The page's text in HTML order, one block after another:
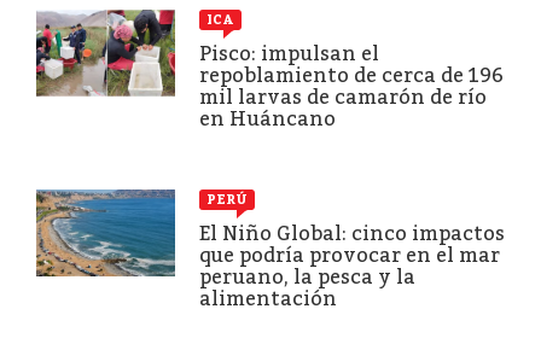
ICA
Pisco: impulsan el
repoblamiento de cerca de 196
mil larvas de camarón de río
en Huáncano
PERÚ
El Niño Global: cinco impactos
que podría provocar en el mar
peruano, la pesca y la
alimentación